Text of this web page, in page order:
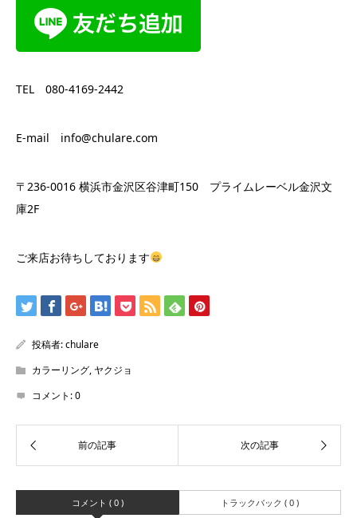
TEL 080-4169-2442
E-mail info@chulare.com
〒236-0016 横浜市金沢区谷津町150 プライムレーベル金沢文
庫2F
ご来店お待ちしております
投稿者:chulare
カラーリング, ヤクジョ
コメント:0
コメント ( 0 ) トラックバック ( 0 )